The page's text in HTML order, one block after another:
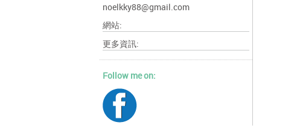
noelkky88@gmail.com
網站:
更多資訊:
Follow me on: